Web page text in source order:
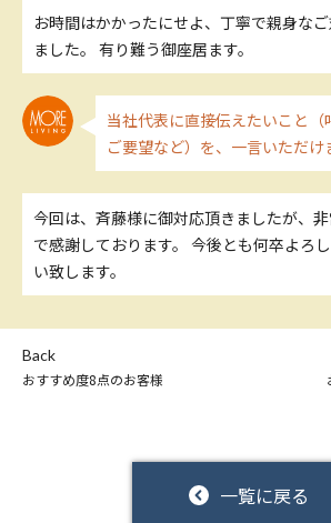
お時間はかかったにせよ、丁寧で親身な
ました。 有り難う御座居ます。
当社代表に直接伝えたいこと（
ご要望など）を、一言いただけ
今回は、斉藤様に御対応頂きましたが、
で感謝しております。 今後とも何卒よろ
い致します。
Back
おすすめ度8点のお客様
一覧に戻る